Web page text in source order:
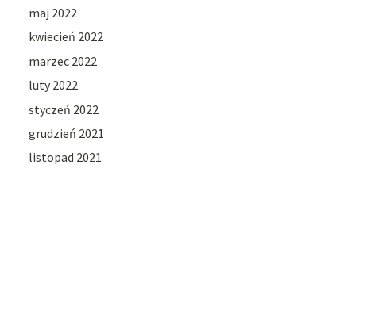
maj 2022
kwiecień 2022
marzec 2022
luty 2022
styczeń 2022
grudzień 2021
listopad 2021